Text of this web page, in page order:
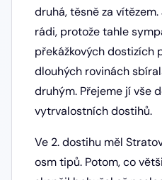
druhá, těsně za
rádi, protože tahle
překážkových dostizích
dlouhých rovinách
druhým. Přejeme jí vše
vytrvalostních dostihů.
Ve 2. dostihu měl
osm tipů. Potom, co